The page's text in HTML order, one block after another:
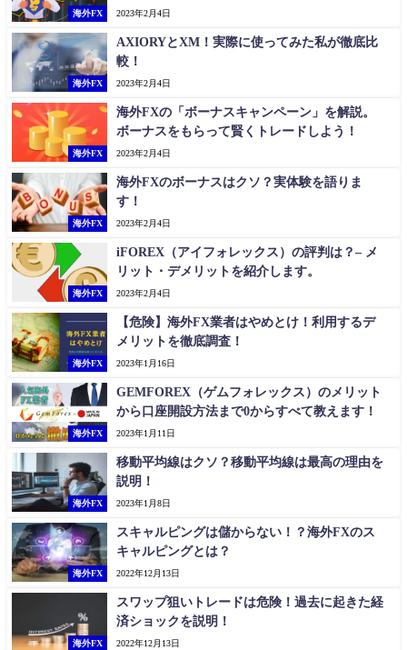
海外FX 2023年2月4日
海外FX
AXIORYとXM！実際に使ってみた私が徹底比
較！
2023年2月4日
海外FX
海外FXの「ボーナスキャンペーン」を解説。
ボーナスをもらって賢くトレードしよう！
2023年2月4日
海外FX
海外FXのボーナスはクソ？実体験を語りま
す！
2023年2月4日
海外FX
iFOREX（アイフォレックス）の評判は？– メ
リット・デメリットを紹介します。
2023年2月4日
海外FX
【危険】海外FX業者はやめとけ！利用するデ
メリットを徹底調査！
2023年1月16日
海外FX
GEMFOREX（ゲムフォレックス）のメリット
から口座開設方法まで0からすべて教えます！
2023年1月11日
海外FX
移動平均線はクソ？移動平均線は最高の理由を
説明！
2023年1月8日
海外FX
スキャルピングは儲からない！？海外FXのス
キャルピングとは？
2022年12月13日
海外FX
スワップ狙いトレードは危険！過去に起きた経
済ショックを説明！
2022年12月13日